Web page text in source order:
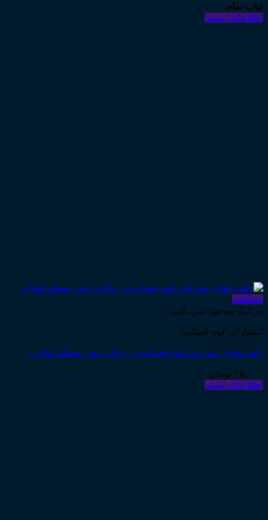
چاپ تمام
اطلاعات بیشتر
مشاهده
در انبار موجود نمی باشد
انتشارات قوه قضاییه
راهبردهای پیشرفت قوه قضاییه در بیانات رهبر معظم انقلاب
۲۵,۰۰۰ تومان
اطلاعات بیشتر